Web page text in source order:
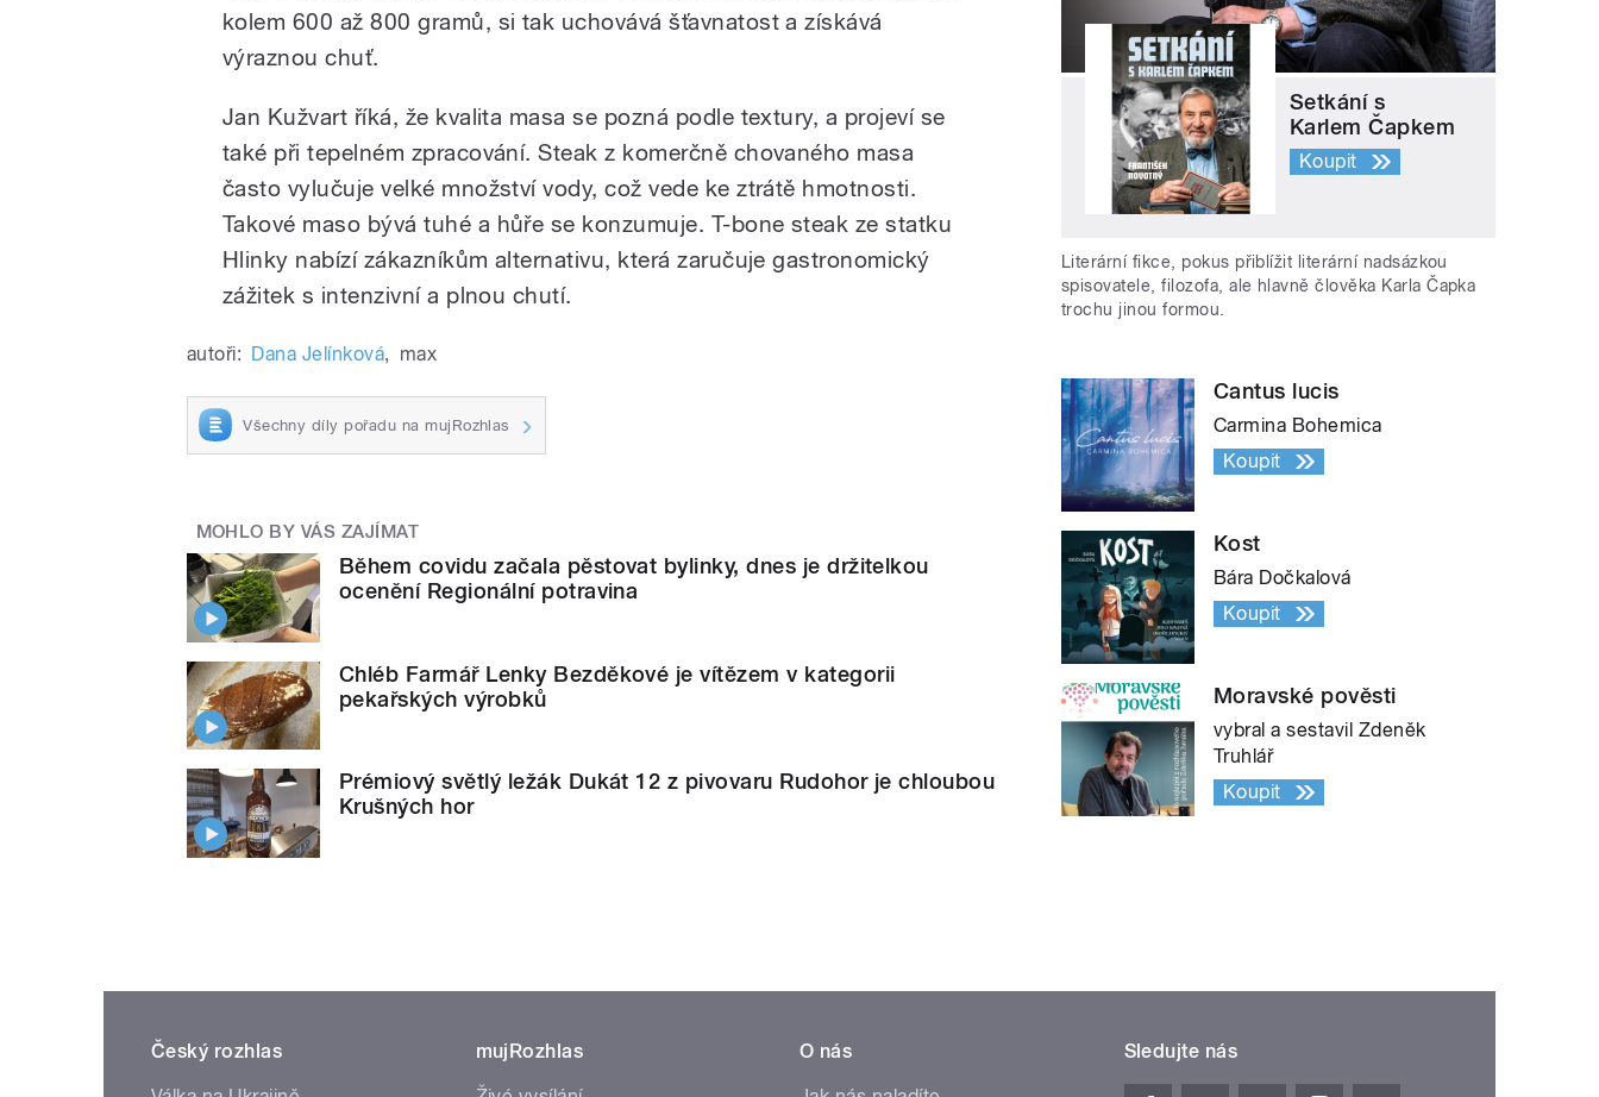
kolem 600 až 800 gramů, si tak uchovává šťavnatost a získává
výraznou chuť.
Jan Kužvart říká, že kvalita masa se pozná podle textury, a projeví se
také při tepelném zpracování. Steak z komerčně chovaného masa
často vylučuje velké množství vody, což vede ke ztrátě hmotnosti.
Takové maso bývá tuhé a hůře se konzumuje. T-bone steak ze statku
Hlinky nabízí zákazníkům alternativu, která zaručuje gastronomický
zážitek s intenzivní a plnou chutí.
autoři: Dana Jelínková, max
Všechny díly pořadu na mujRozhlas
MOHLO BY VÁS ZAJÍMAT
Během covidu začala pěstovat bylinky, dnes je držitelkou
ocenění Regionální potravina
Chléb Farmář Lenky Bezděkové je vítězem v kategorii
pekařských výrobků
Prémiový světlý ležák Dukát 12 z pivovaru Rudohor je chloubou
Krušných hor
Setkání s
Karlem Čapkem
Koupit
Literární fikce, pokus přiblížit literární nadsázkou
spisovatele, filozofa, ale hlavně člověka Karla Čapka
trochu jinou formou.
Cantus lucis
Carmina Bohemica
Koupit
Kost
Bára Dočkalová
Koupit
Moravské pověsti
vybral a sestavil Zdeněk
Truhlář
Koupit
Český rozhlas
mujRozhlas
O nás
Sledujte nás